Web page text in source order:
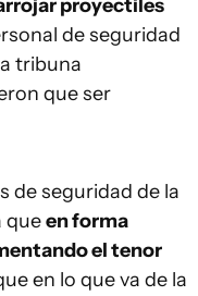
proyectiles
de seguridad
tribuna
que ser
de seguridad de la
queen forma
el tenor
en lo que va de la